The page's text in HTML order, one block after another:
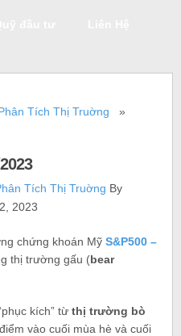
Tích Thị Truờng »
Tích Thị Truờng By
2023
chứng khoán MỹS&P500 –
thị trường gấu (bear
kích” từthị trường bò
vào cuối mùa hè và cuối